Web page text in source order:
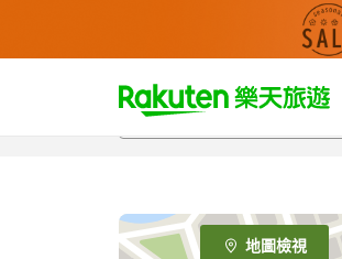
t
p
e
_
地圖檢視